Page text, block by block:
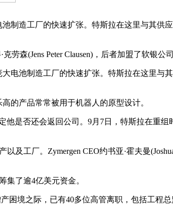
制造工厂的快速扩张。特斯拉在这里与其供
森(Jens Peter Clausen)，后者加盟了软银公
电池制造工厂的快速扩张。特斯拉在这里与
的产品常常被用于机器人的原型设计。
是否还会返回公司。9月7日，特斯拉在重组
及工厂。Zymergen CEO约书亚·霍夫曼
集了逾4亿美元资金。
境之际，已有40多位高管离职，包括工程总